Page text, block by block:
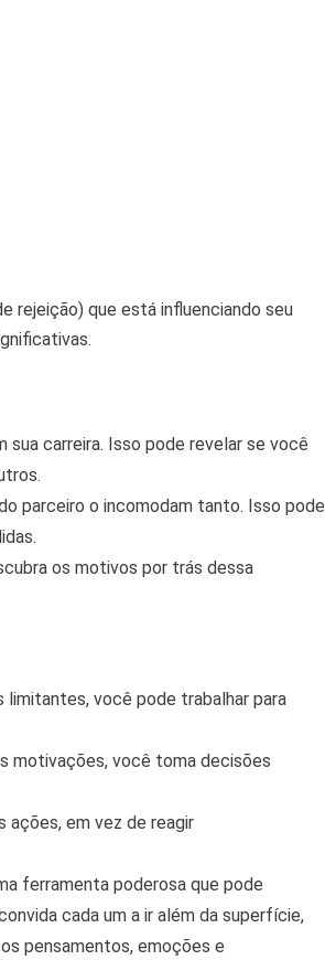
rejeição) que está influenciando seu
carreira. Isso pode revelar se você
parceiro o incomodam tanto. Isso pode
os motivos por trás dessa
limitantes, você pode trabalhar para
motivações, você toma decisões
ações, em vez de reagir
ferramenta poderosa que pode
cada um a ir além da superfície,
pensamentos, emoções e